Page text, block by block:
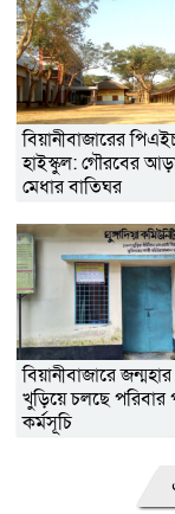
বিয়ানীবাজারের
হাইস্কুল: গৌরবের
মেধার বাতিঘর
বিয়ানীবাজারে
খুড়িয়ে চলছে পরিবার
কর্মসূচি